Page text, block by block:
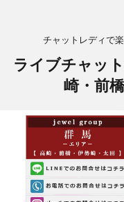
チャットレディで
ライブチャッ
崎・前